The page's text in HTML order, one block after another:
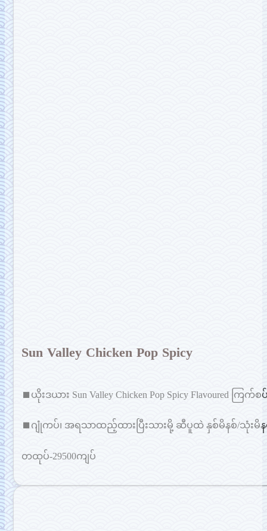
Sun Valley Chicken Pop Spicy
⏹ယိုးဒယား Sun Valley Chicken Pop Spicy Flavoured ကြက်
⏹ဂျုံကပ်၊ အရသာထည့်ထားပြီးသားမို့ ဆီပူထဲ နှစ်မိနစ်/သုံးမိ
တထုပ်-29500ကျပ်